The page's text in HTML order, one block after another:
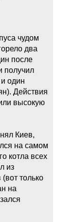
чудом
два
после
получил
один
Действия
высокую
Киев,
на самом
котла всех
из
только
на